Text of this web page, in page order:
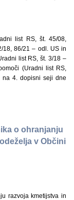
list RS, št. 45/08,
18, 86/21 – odl. US in
list RS, št. 3/18 –
(Uradni list RS,
na 4. dopisni seji dne
o ohranjanju
v Občini
razvoja kmetijstva in